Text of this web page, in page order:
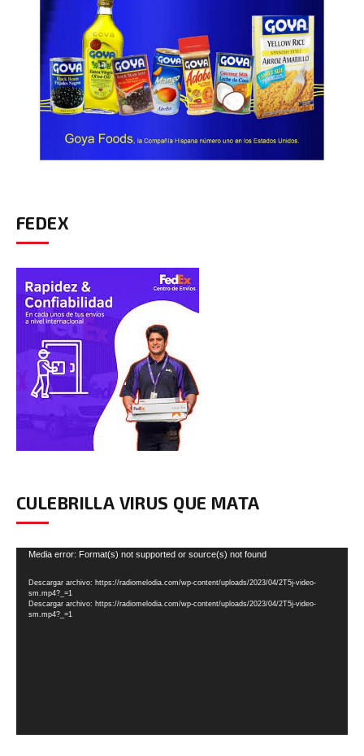
FEDEX
CULEBRILLA VIRUS QUE MATA
Reproductor
vídeo
Media error: Format(s) not supported or source(s) not found
Descargar archivo: https://radiomelodia.com/wp-content/uploads/2023/04/2T5j-video-
sm.mp4?_=1
Descargar archivo: https://radiomelodia.com/wp-content/uploads/2023/04/2T5j-video-
sm.mp4?_=1